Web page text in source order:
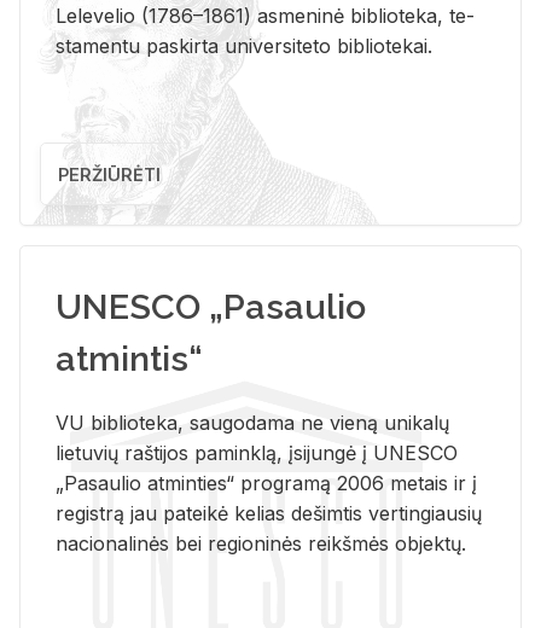
Le­le­ve­lio (1786–1861) as­me­ni­nė bi­b­lio­te­ka, te­
sta­men­tu pa­skir­ta uni­ver­si­te­to bi­b­lio­te­kai.
PERŽIŪRĖTI
UNESCO „Pasaulio
atmintis“
VU biblioteka, saugodama ne vieną unikalų
lietuvių raštijos paminklą, įsijungė į UNESCO
„Pasaulio atminties“ programą 2006 metais ir į
registrą jau pateikė kelias dešimtis vertingiausių
nacionalinės bei regioninės reikšmės objektų.